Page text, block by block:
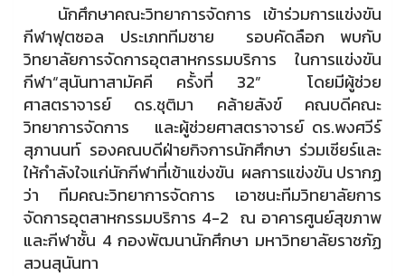
นักศึกษาคณะวิทยาการจัดการ เข้าร่วมการแข่งขัน
กีฬาฟุตซอล ประเภททีมชาย รอบคัดลือก พบกับ
วิทยาลัยการจัดการอุตสาหกรรมบริการ ในการแข่งขัน
กีฬา“สุนันทาสามัคคี ครั้งที่ 32” โดยมีผู้ช่วย
ศาสตราจารย์ ดร.ชุติมา คล้ายสังข์ คณบดีคณะ
วิทยาการจัดการ และผู้ช่วยศาสตราจารย์ ดร.พงศวีร์
สุภานนท์ รองคณบดีฝ่ายกิจการนักศึกษา ร่วมเชียร์และ
ให้กำลังใจแก่นักกีฬาที่เข้าแข่งขัน ผลการแข่งขัน ปรากฏ
ว่า ทีมคณะวิทยาการจัดการ เอาชนะทีมวิทยาลัยการ
จัดการอุตสาหกรรมบริการ 4-2 ณ อาคารศูนย์สุขภาพ
และกีฬาชั้น 4 กองพัฒนานักศึกษา มหาวิทยาลัยราชภัฏ
สวนสุนันทา